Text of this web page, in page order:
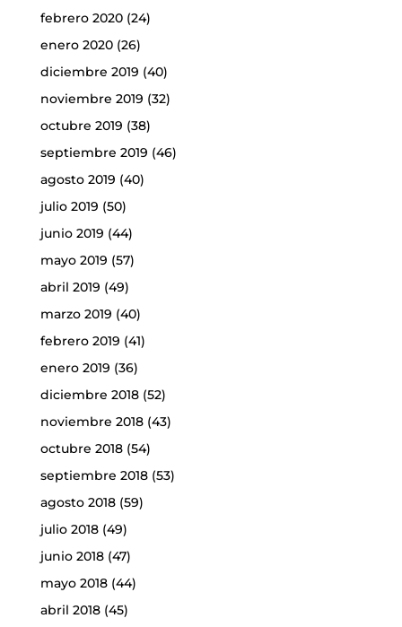
febrero 2020(24)
enero 2020(26)
diciembre 2019 (40)
noviembre 2019 (32)
octubre 2019 (38)
septiembre 2019 (46)
agosto 2019 (40)
julio 2019 (50)
junio 2019 (44)
mayo 2019 (57)
abril 2019 (49)
marzo 2019 (40)
febrero 2019 (41)
enero 2019 (36)
diciembre 2018(52)
noviembre 2018(43)
octubre 2018(54)
septiembre 2018(53)
agosto 2018(59)
julio 2018(49)
junio 2018(47)
mayo 2018(44)
abril 2018(45)